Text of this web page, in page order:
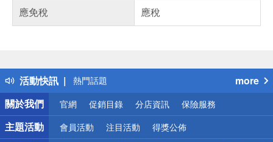
應免稅
應稅
活動快訊
得獎公告
熱門話題
銀行優惠
偏遠地區配送
詐騙網頁！請小心！
more
關於我們
官網 促銷目錄 分店資訊 保險服務
主題活動 會員活動 注目活動 得獎公佈